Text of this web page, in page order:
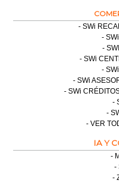
SWi
SWi
SWi
SWi
VER
IA Y